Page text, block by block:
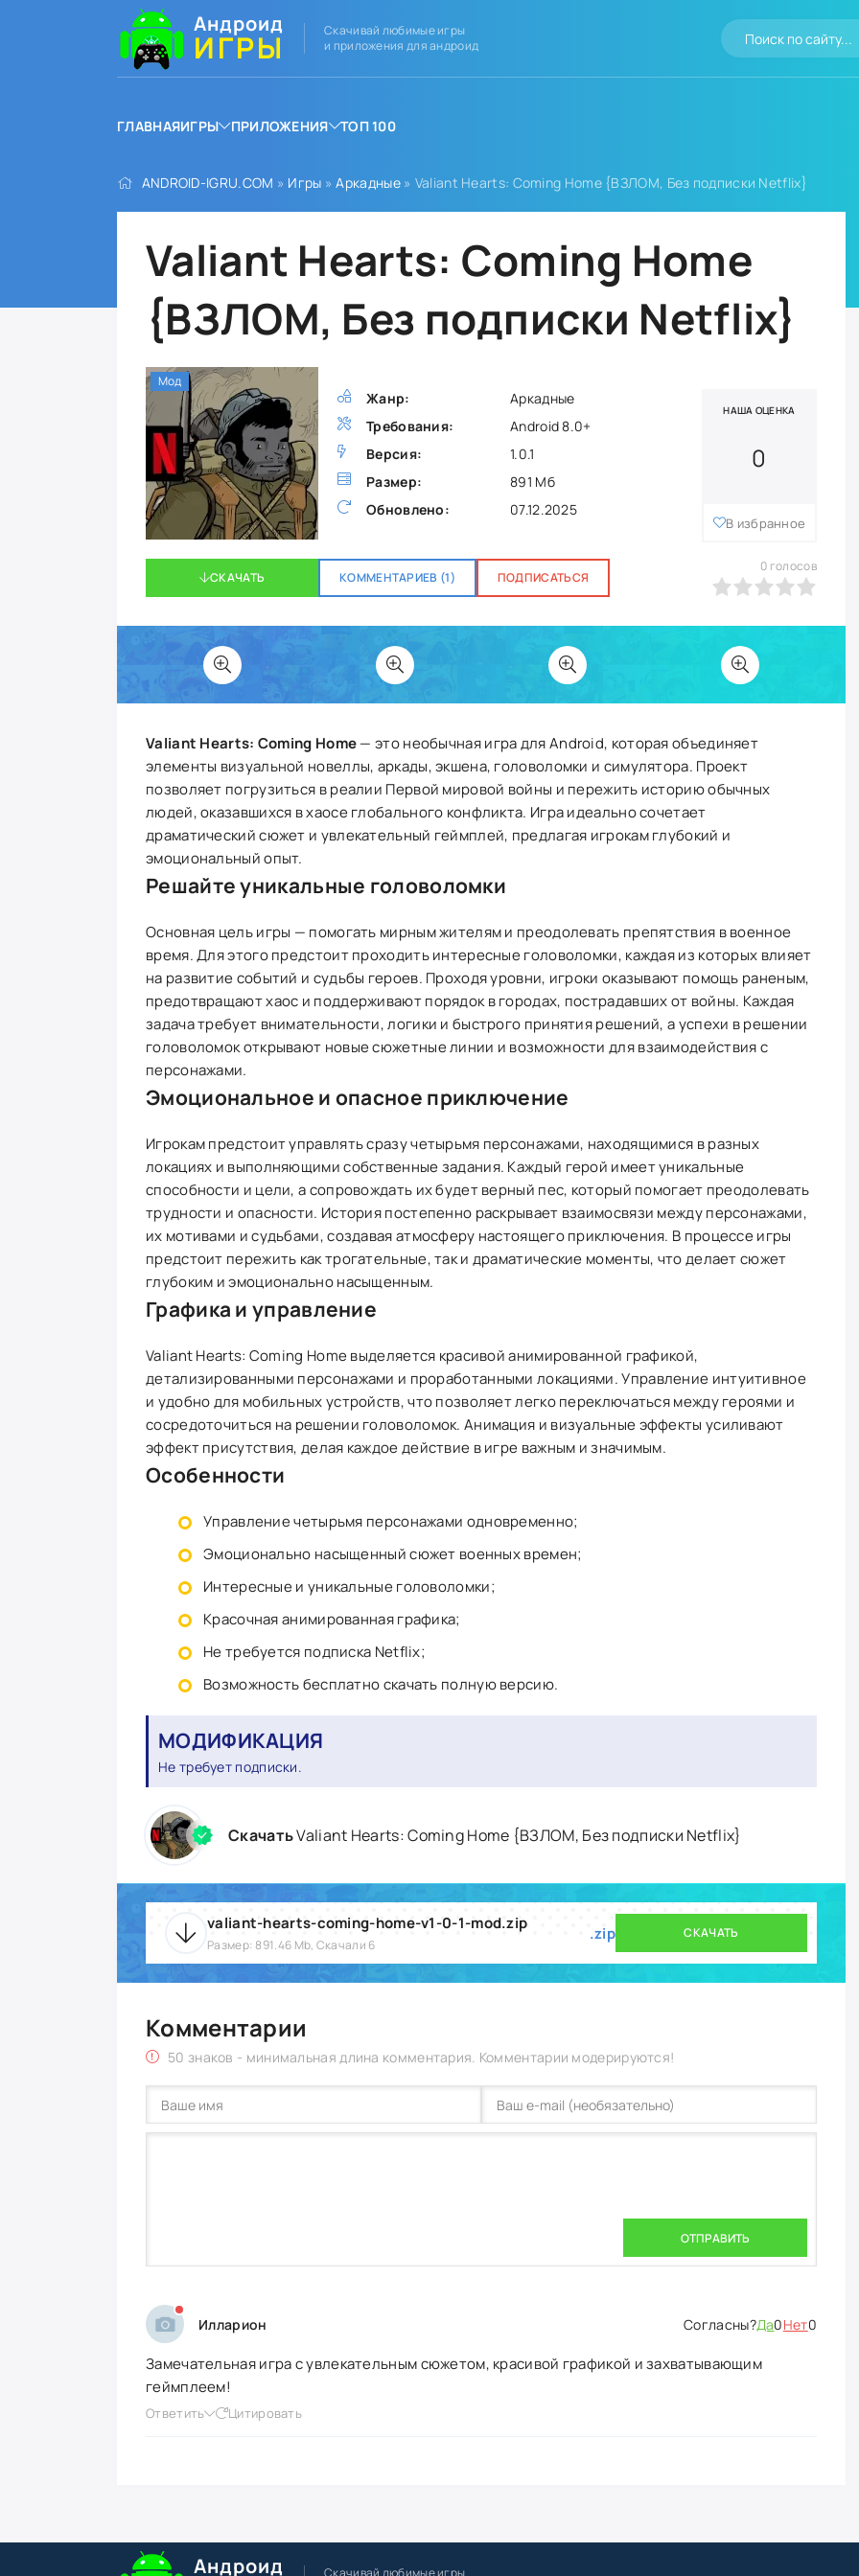
Андроид
ИГРЫ
Скачивай любимые игры
и приложения для андроид
ГЛАВНАЯИГРЫ ПРИЛОЖЕНИЯ ТОП 100
ANDROID-IGRU.COM » Игры »Аркадные» Valiant Hearts: Coming Home {ВЗЛОМ, Без подписки Netflix}
Valiant Hearts: Coming Home
{ВЗЛОМ, Без подписки Netflix}
Жанр:
Аркадные
Требования:
Android 8.0+
Версия:
1.0.1
Размер:
891 Мб
Обновлено:
07.12.2025
НАША ОЦЕНКА
0
В избранное
СКАЧАТЬ КОММЕНТАРИЕВ (1) ПОДПИСАТЬСЯ
0
0 голосов
Мод
Valiant Hearts: Coming Home— это необычная игра для Android, которая объединяет
элементы визуальной новеллы, аркады, экшена, головоломки и симулятора. Проект
позволяет погрузиться в реалии Первой мировой войны и пережить историю обычных
людей, оказавшихся в хаосе глобального конфликта. Игра идеально сочетает
драматический сюжет и увлекательный геймплей, предлагая игрокам глубокий и
эмоциональный опыт.
Решайте уникальные головоломки
Основная цель игры — помогать мирным жителям и преодолевать препятствия в военное
время. Для этого предстоит проходить интересные головоломки, каждая из которых влияет
на развитие событий и судьбы героев. Проходя уровни, игроки оказывают помощь раненым,
предотвращают хаос и поддерживают порядок в городах, пострадавших от войны. Каждая
задача требует внимательности, логики и быстрого принятия решений, а успехи в решении
головоломок открывают новые сюжетные линии и возможности для взаимодействия с
персонажами.
Эмоциональное и опасное приключение
Игрокам предстоит управлять сразу четырьмя персонажами, находящимися в разных
локациях и выполняющими собственные задания. Каждый герой имеет уникальные
способности и цели, а сопровождать их будет верный пес, который помогает преодолевать
трудности и опасности. История постепенно раскрывает взаимосвязи между персонажами,
их мотивами и судьбами, создавая атмосферу настоящего приключения. В процессе игры
предстоит пережить как трогательные, так и драматические моменты, что делает сюжет
глубоким и эмоционально насыщенным.
Графика и управление
Valiant Hearts: Coming Home выделяется красивой анимированной графикой,
детализированными персонажами и проработанными локациями. Управление интуитивное
и удобно для мобильных устройств, что позволяет легко переключаться между героями и
сосредоточиться на решении головоломок. Анимация и визуальные эффекты усиливают
эффект присутствия, делая каждое действие в игре важным и значимым.
Особенности
Управление четырьмя персонажами одновременно;
Эмоционально насыщенный сюжет военных времен;
Интересные и уникальные головоломки;
Красочная анимированная графика;
Не требуется подписка Netflix;
Возможность бесплатно скачать полную версию.
МОДИФИКАЦИЯ
Не требует подписки.
СкачатьValiant Hearts: Coming Home {ВЗЛОМ, Без подписки Netflix}
valiant-hearts-coming-home-v1-0-1-mod.zip
Размер: 891.46 Mb, Скачали 6
.zip СКАЧАТЬ
Комментарии
50 знаков - минимальная длина комментария. Комментарии модерируются!
ОТПРАВИТЬ
Илларион Да0Нет0
Замечательная игра с увлекательным сюжетом, красивой графикой и захватывающим
геймплеем!
Ответить Цитировать
Андроид Скачивай любимые игры